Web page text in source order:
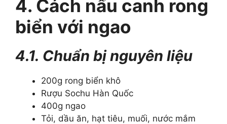
4. Cách nấu canh rong
biển với ngao
4.1. Chuẩn bị nguyên liệu
200g rong biển khô
Rượu Sochu Hàn Quốc
400g ngao
Tỏi, dầu ăn, hạt tiêu, muối, nước mắm